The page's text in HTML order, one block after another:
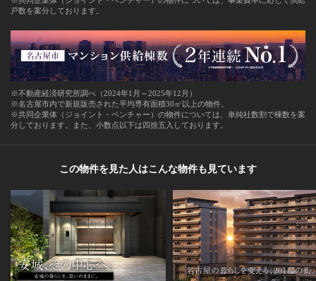
戸数を案分しております。
※不動産経済研究所調べ（2024年1月～2025年12月）
※名古屋市内で新規販売された平均専有面積30㎡以上の物件。
※共同企業体（ジョイント・ベンチャー）の物件については、単純社数割で棟数を案
分しております。また、小数点以下は四捨五入しております。
この物件を見た人はこんな物件も見ています